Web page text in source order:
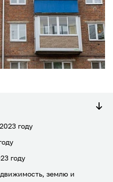
году
году
землю и